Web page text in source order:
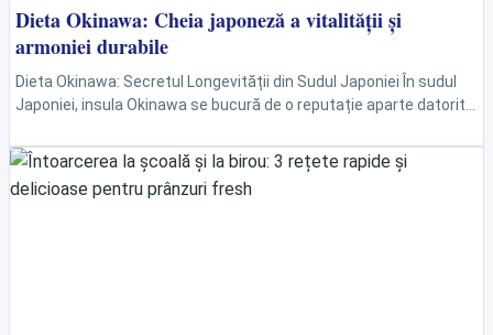
Dieta Okinawa: Cheia japoneză a vitalității și
armoniei durabile
Dieta Okinawa: Secretul Longevității din Sudul Japoniei În sudul
Japoniei, insula Okinawa se bucură de o reputație aparte datorită